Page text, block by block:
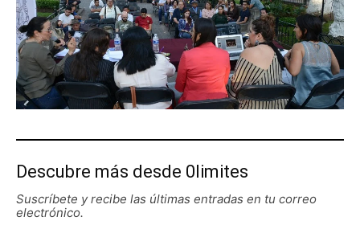
Descubre más desde 0limites
Suscríbete y recibe las últimas entradas en tu correo
electrónico.